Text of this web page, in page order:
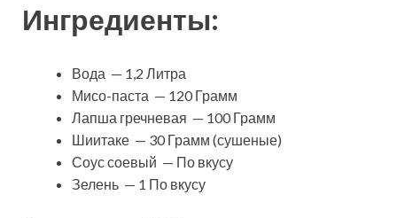
Ингредиенты:
Вода — 1,2 Литра
Мисо-паста — 120 Грамм
Лапша гречневая — 100 Грамм
Шиитаке — 30 Грамм (сушеные)
Соус соевый — По вкусу
Зелень — 1 По вкусу